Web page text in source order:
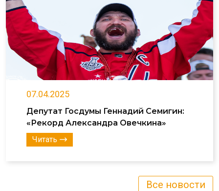
07.04.2025
Депутат Госдумы Геннадий Семигин:
«Рекорд Александра Овечкина»
Читать
Все новости